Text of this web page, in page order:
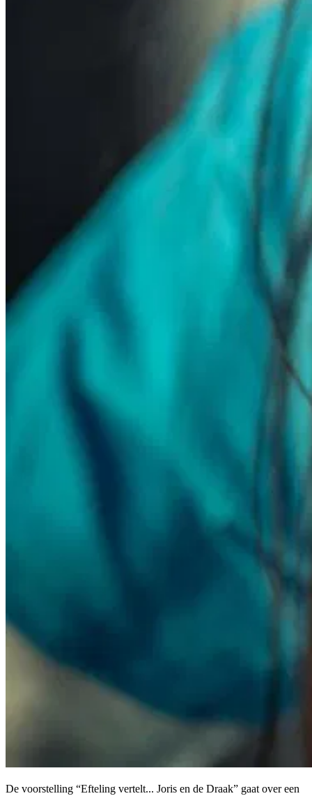
De voorstelling “Efteling vertelt... Joris en de Draak” gaat over een